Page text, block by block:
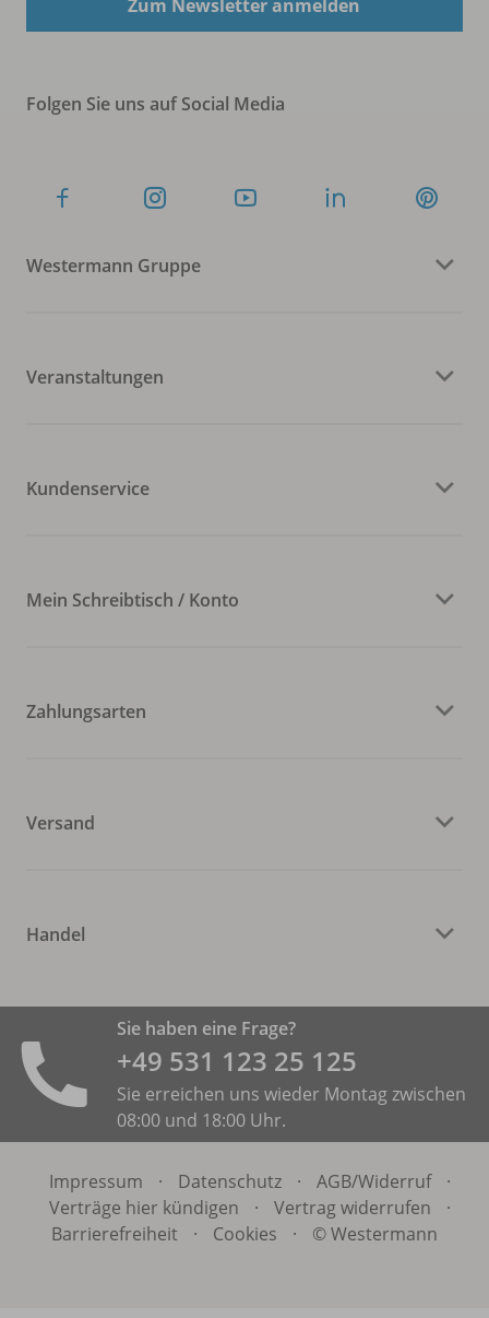
Zum Newsletter anmelden
Folgen Sie uns auf Social Media
Westermann Gruppe
Veranstaltungen
Kundenservice
Mein Schreibtisch / Konto
Zahlungsarten
Versand
Handel
Sie haben eine Frage?
+49 531 ­123 25 125
Sie erreichen uns wieder Montag zwischen
08:00 und 18:00 Uhr.
Impressum · Datenschutz · AGB/Widerruf
·
Verträge hier kündigen
· Vertrag widerrufen
·
Barrierefreiheit
· Cookies · © Westermann